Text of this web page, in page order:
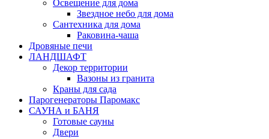
Освещение для дома
Звездное небо для дома
Сантехника для дома
Раковина-чаша
Дровяные печи
ЛАНДШАФТ
Декор территории
Вазоны из гранита
Краны для сада
Парогенераторы Паромакс
САУНА и БАНЯ
Готовые сауны
Двери